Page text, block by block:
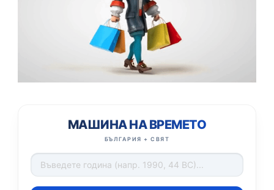
МАШИНА НА ВРЕМЕТО
БЪЛГАРИЯ + СВЯТ